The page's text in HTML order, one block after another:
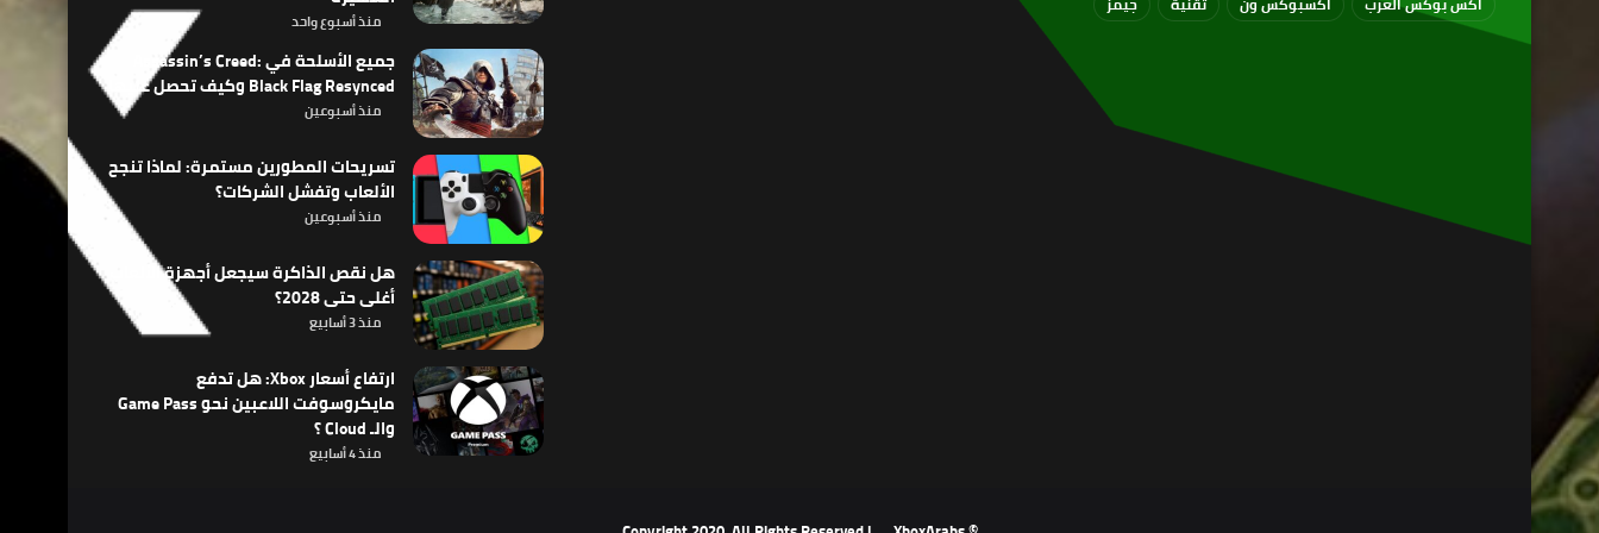
منذ أسبوع واحد
جميع الأسلحة في Assassin’s Creed:
Black Flag Resynced وكيف تحصل عليها
منذ أسبوعين
تسريحات المطورين مستمرة: لماذا تنجح
الألعاب وتفشل الشركات؟
منذ أسبوعين
هل نقص الذاكرة سيجعل أجهزة الألعاب
أغلى حتى 2028؟
منذ 3 أسابيع
ارتفاع أسعار Xbox: هل تدفع
مايكروسوفت اللاعبين نحو Game Pass
والـ Cloud ؟
منذ 4 أسابيع